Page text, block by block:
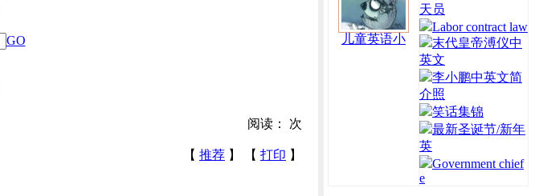
GO
阅读： 次
【 推荐 】 【 打印 】
儿童英语小
天员
Labor contract law
末代皇帝溥仪中
英文
李小鹏中英文简
介照
笑话集锦
最新圣诞节/新年
英
Government chief
e